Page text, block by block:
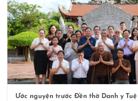
Ước nguyện trước Đền thờ Danh y